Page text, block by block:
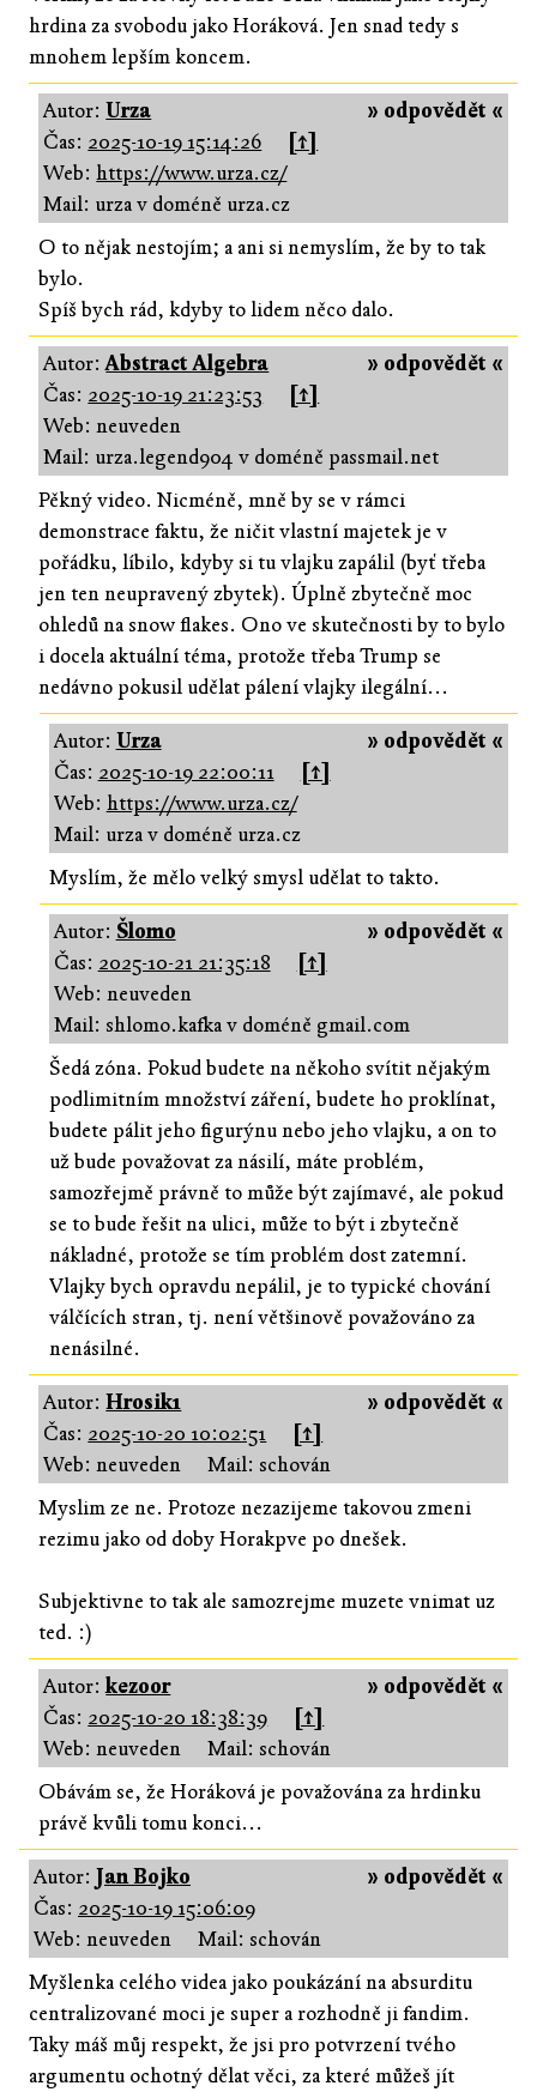
hrdina za svobodu jako Horáková. Jen snad tedy s
mnohem lepším koncem.
» odpovědět «
Autor:Urza
Čas: 2025-10-19 15:14:26
[↑]
Web:https://www.urza.cz/
Mail: urza v doméně urza.cz
O to nějak nestojím; a ani si nemyslím, že by to tak
bylo.
Spíš bych rád, kdyby to lidem něco dalo.
» odpovědět «
Autor:Abstract Algebra
Čas: 2025-10-19 21:23:53
[↑]
Web: neuveden
Mail: urza.legend904 v doméně passmail.net
Pěkný video. Nicméně, mně by se v rámci
demonstrace faktu, že ničit vlastní majetek je v
pořádku, líbilo, kdyby si tu vlajku zapálil (byť třeba
jen ten neupravený zbytek). Úplně zbytečně moc
ohledů na snow flakes. Ono ve skutečnosti by to bylo
i docela aktuální téma, protože třeba Trump se
nedávno pokusil udělat pálení vlajky ilegální...
» odpovědět «
Autor: Urza
Čas: 2025-10-19 22:00:11
[↑]
Web: https://www.urza.cz/
Mail: urza v doméně urza.cz
Myslím, že mělo velký smysl udělat to takto.
» odpovědět «
Autor: Šlomo
Čas: 2025-10-21 21:35:18
[↑]
Web: neuveden
Mail: shlomo.kafka v doméně gmail.com
Šedá zóna. Pokud budete na někoho svítit nějakým
podlimitním množství záření, budete ho proklínat,
budete pálit jeho figurýnu nebo jeho vlajku, a on to
už bude považovat za násilí, máte problém,
samozřejmě právně to může být zajímavé, ale pokud
se to bude řešit na ulici, může to být i zbytečně
nákladné, protože se tím problém dost zatemní.
Vlajky bych opravdu nepálil, je to typické chování
válčících stran, tj. není většinově považováno za
nenásilné.
» odpovědět «
Autor:Hrosik1
Čas: 2025-10-20 10:02:51
[↑]
Web: neuveden
Mail: schován
Myslim ze ne. Protoze nezazijeme takovou zmeni
rezimu jako od doby Horakpve po dnešek.
Subjektivne to tak ale samozrejme muzete vnimat uz
ted. :)
» odpovědět «
Autor:kezoor
Čas: 2025-10-20 18:38:39
[↑]
Web: neuveden
Mail: schován
Obávám se, že Horáková je považována za hrdinku
právě kvůli tomu konci...
» odpovědět «
Autor: Jan Bojko
Čas: 2025-10-19 15:06:09
Web: neuveden
Mail: schován
Myšlenka celého videa jako poukázání na absurditu
centralizované moci je super a rozhodně ji fandim.
Taky máš můj respekt, že jsi pro potvrzení tvého
argumentu ochotný dělat věci, za které můžeš jít